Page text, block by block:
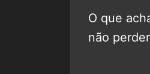
O que
não